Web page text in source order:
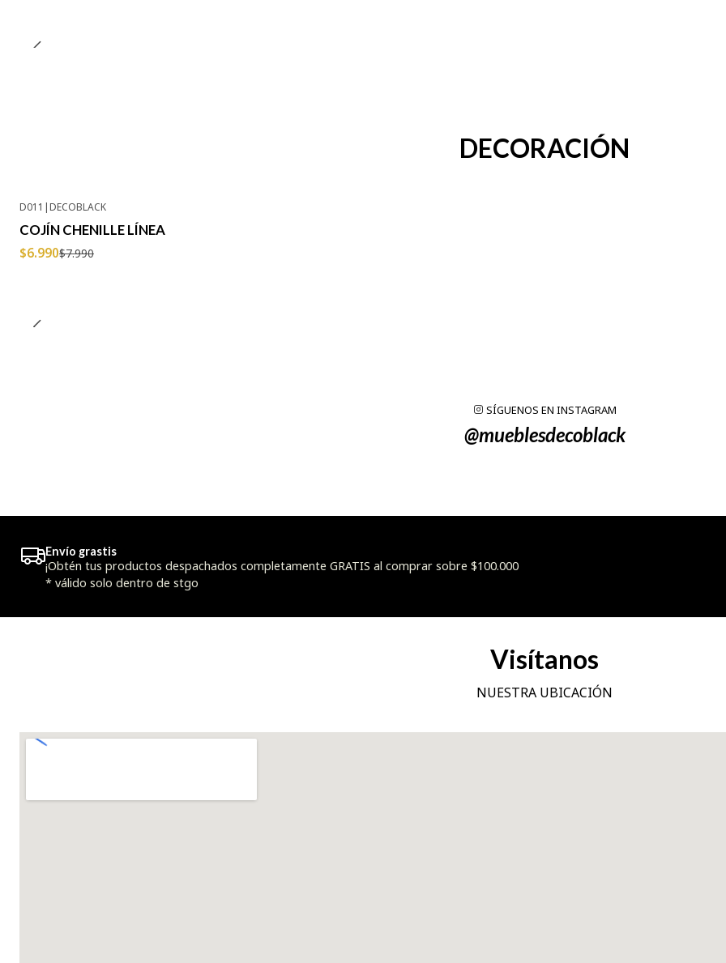
DECORACIÓN
-13% OFF
D011 |DECOBLACK
COJÍN CHENILLE LÍNEA
$6.990$7.990
SÍGUENOS EN INSTAGRAM
@mueblesdecoblack
Envío grastis
¡Obtén tus productos despachados completamente GRATIS al comprar sobre $100.000
* válido solo dentro de stgo
Visítanos
NUESTRA UBICACIÓN